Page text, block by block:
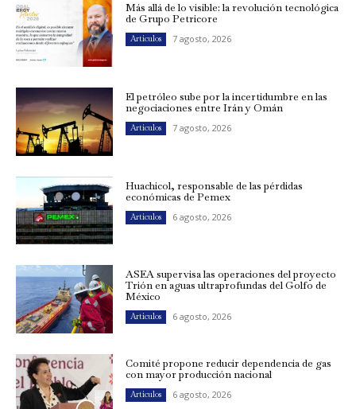
Más allá de lo visible: la revolución tecnológica
de Grupo Petricore
Artículos 7 agosto, 2026
El petróleo sube por la incertidumbre en las
negociaciones entre Irán y Omán
Artículos 7 agosto, 2026
Huachicol, responsable de las pérdidas
económicas de Pemex
Artículos 6 agosto, 2026
ASEA supervisa las operaciones del proyecto
Trión en aguas ultraprofundas del Golfo de
México
Artículos 6 agosto, 2026
Comité propone reducir dependencia de gas
con mayor producción nacional
Artículos 6 agosto, 2026